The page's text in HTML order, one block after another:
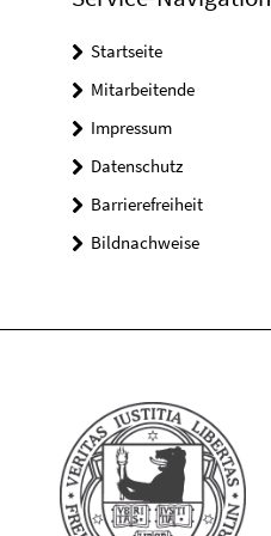
Startseite
Mitarbeitende
Impressum
Datenschutz
Barrierefreiheit
Bildnachweise